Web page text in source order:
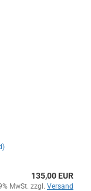
135,00 EUR
MwSt. zzgl. Versand